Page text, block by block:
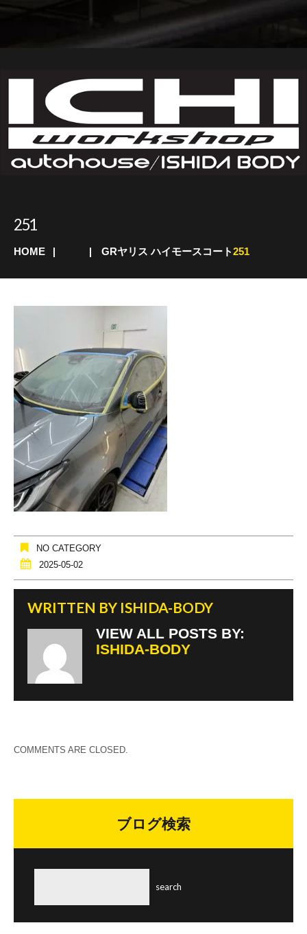
251
HOME GRヤリス ハイモースコート251
NO CATEGORY
2025-05-02
WRITTEN BY ISHIDA-BODY
VIEW ALL POSTS BY:
ISHIDA-BODY
COMMENTS ARE CLOSED.
ブログ検索